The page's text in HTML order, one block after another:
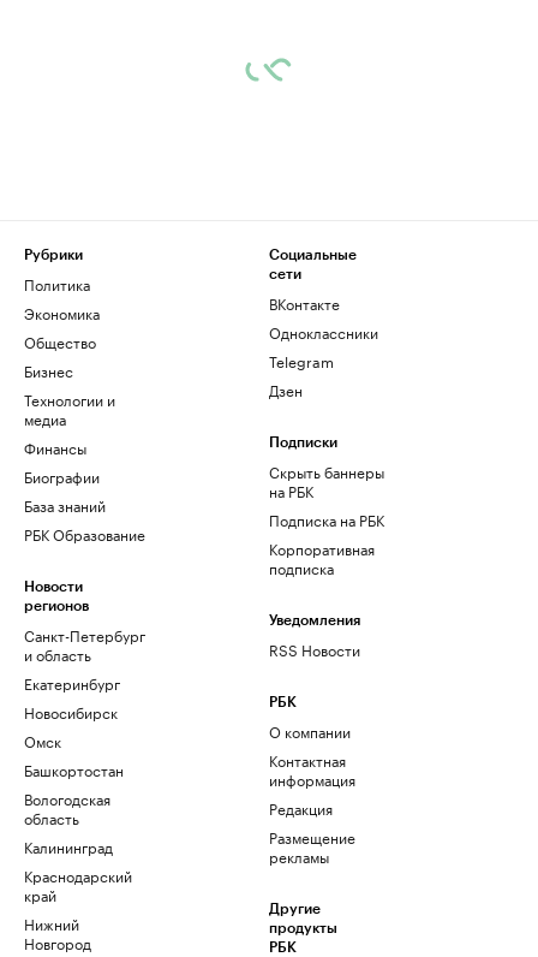
Рубрики
Политика
Экономика
Общество
Бизнес
Технологии и
медиа
Финансы
Биографии
База знаний
РБК Образование
Новости
регионов
Санкт-Петербург
и область
Екатеринбург
Новосибирск
Омск
Башкортостан
Вологодская
область
Калининград
Краснодарский
край
Нижний
Новгород
Социальные
сети
ВКонтакте
Одноклассники
Telegram
Дзен
Подписки
Скрыть баннеры
на РБК
Подписка на РБК
Корпоративная
подписка
Уведомления
RSS Новости
РБК
О компании
Контактная
информация
Редакция
Размещение
рекламы
Другие
продукты
РБК